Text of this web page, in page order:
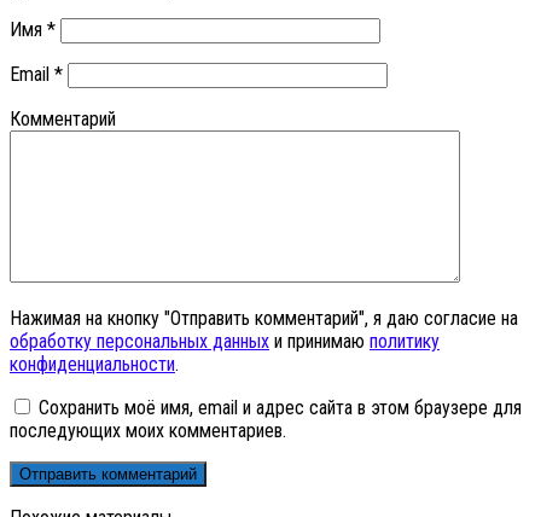
Имя *
Email *
Комментарий
Нажимая на кнопку "Отправить комментарий", я даю согласие на
обработку персональных данных и принимаю политику
конфиденциальности.
Сохранить моё имя, email и адрес сайта в этом браузере для
последующих моих комментариев.